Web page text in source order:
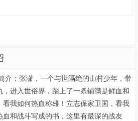
介：张潇，一个与世隔绝的山村少年，带
进入世俗界，踏上了一条铺满是鲜血和
看我如何热血称雄！立志保家卫国，看我
血和战斗写成的书，这里有最深的战友